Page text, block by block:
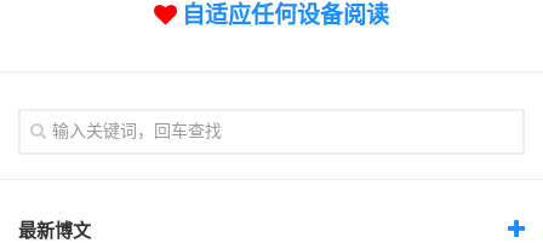
友情链接
自适应任何设备阅读
最新博文